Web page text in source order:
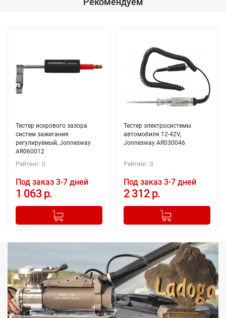
Тестер искрового зазора
систем зажигания
регулируемый, Jonnesway
AR060012
Рейтинг: 0
Под заказ 3-7 дней
1 063 р.
+
Добавлено в корзину
Тестер электросистемы
автомобиля 12-42V,
Jonnesway AR030046
Рейтинг: 0
Под заказ 3-7 дней
2 312 р.
+
Добавлено в корзину